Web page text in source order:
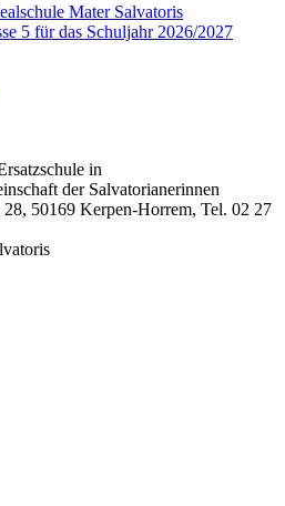
Mater Salvatoris
5 für das Schuljahr 2026/2027
in
der Salvatorianerinnen
50169 Kerpen-Horrem, Tel. 02 27